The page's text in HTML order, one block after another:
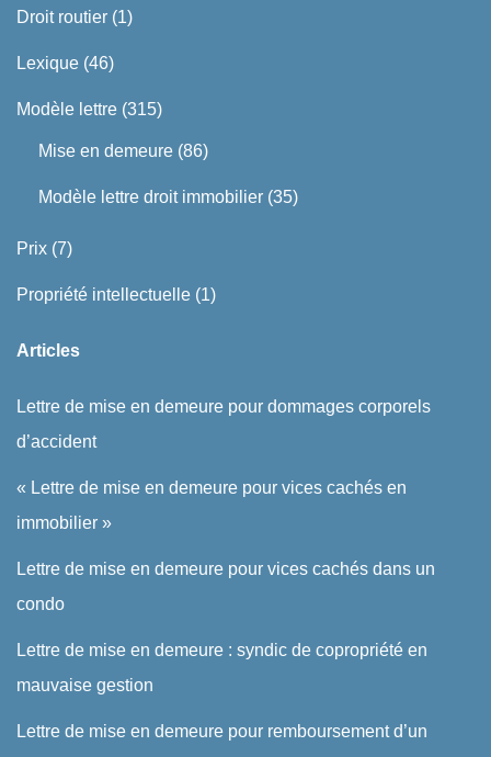
Droit routier (1)
Lexique (46)
Modèle lettre (315)
Mise en demeure (86)
Modèle lettre droit immobilier (35)
Prix (7)
Propriété intellectuelle (1)
Articles
Lettre de mise en demeure pour dommages corporels
d’accident
« Lettre de mise en demeure pour vices cachés en
immobilier »
Lettre de mise en demeure pour vices cachés dans un
condo
Lettre de mise en demeure : syndic de copropriété en
mauvaise gestion
Lettre de mise en demeure pour remboursement d’un